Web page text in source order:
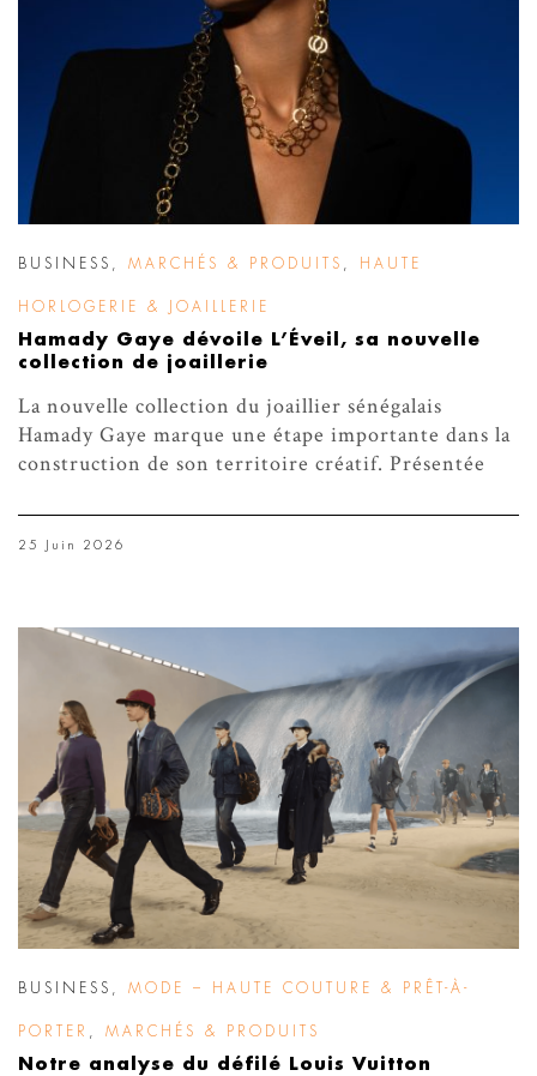
BUSINESS MARCHÉS & PRODUITS HAUTE
HORLOGERIE & JOAILLERIE
Hamady Gaye dévoile L’Éveil, sa nouvelle
collection de joaillerie
La nouvelle collection du joaillier sénégalais
Hamady Gaye marque une étape importante dans la
construction de son territoire créatif. Présentée
25 Juin 2026
BUSINESS , MODE – HAUTE COUTURE & PRÊT-À-
PORTER , MARCHÉS & PRODUITS
Notre analyse du défilé Louis Vuitton